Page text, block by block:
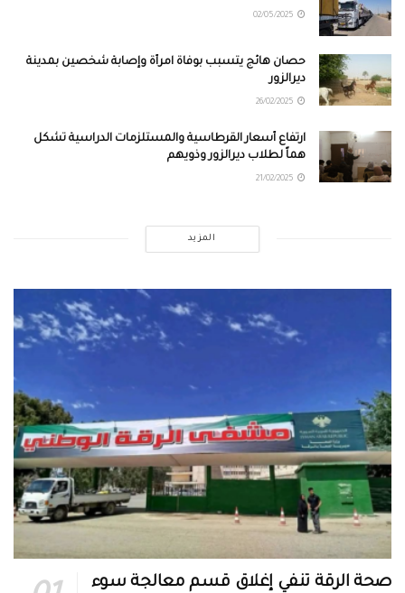
حصان هائج يتسبب بوفاة امرأة وإصابة شخصين بمدينة
ديرالزور
ارتفاع أسعار القرطاسية والمستلزمات الدراسية تشكل
هماً لطلاب ديرالزور وذويهم
المزيد
صحة الرقة تنفي إغلاق قسم معالجة سوء